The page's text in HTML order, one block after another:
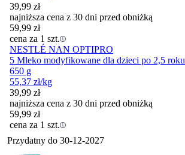
39,99 zł
najniższa cena z 30 dni przed obniżką
59,99 zł
cena za 1 szt.
NESTLÉ NAN OPTIPRO
5 Mleko modyfikowane dla dzieci po 2,5 roku
650 g
55,37 zł/kg
39,99 zł
najniższa cena z 30 dni przed obniżką
59,99 zł
cena za 1 szt.
Przydatny do 30-12-2027